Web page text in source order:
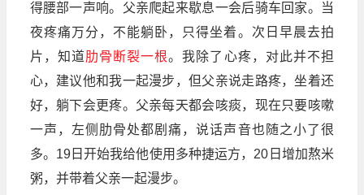
得腰部一声响。父亲爬起来歇息一会后骑车回家。当
夜疼痛万分，不能躺卧，只得坐着。次日早晨去拍
片，知道肋骨断裂一根。我除了心疼，对此并不担
心，建议他和我一起漫步，但父亲说走路疼，坐着还
好，躺下会更疼。父亲每天都会咳痰，现在只要咳嗽
一声，左侧肋骨处都剧痛，说话声音也随之小了很
多。19日开始我给他使用多种捷运方，20日增加熬米
粥，并带着父亲一起漫步。